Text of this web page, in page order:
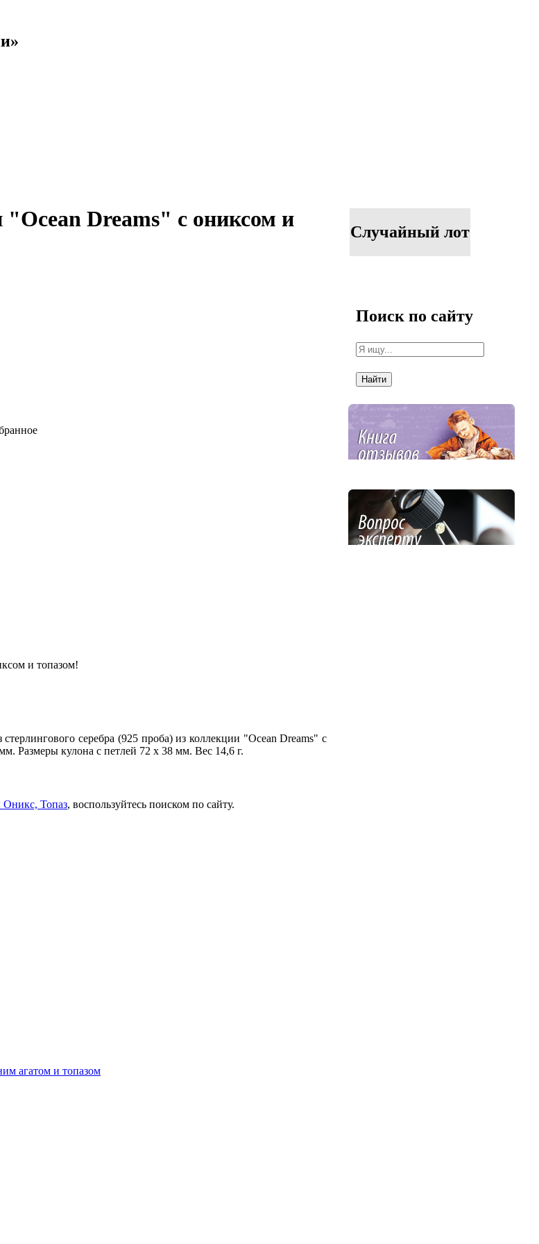
Dreams" с ониксом и
и топазом!
серебра (925 проба) из коллекции "Ocean Dreams" с
Размеры кулона с петлей 72 х 38 мм. Вес 14,6 г.
Топаз, воспользуйтесь поиском по сайту.
агатом и топазом
Случайный лот
Поиск по сайту